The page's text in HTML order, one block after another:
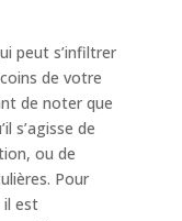
peut s’infiltrer
de votre
de noter que
s’agisse de
ou de
Pour
il est